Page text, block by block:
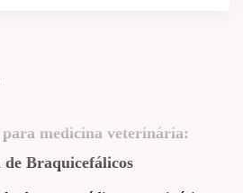
medicina veterinária:
Braquicefálicos